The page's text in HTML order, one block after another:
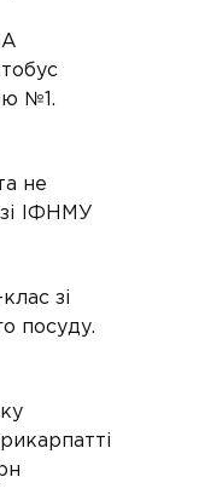
№1.
не
ІФНМУ
зі
посуду.